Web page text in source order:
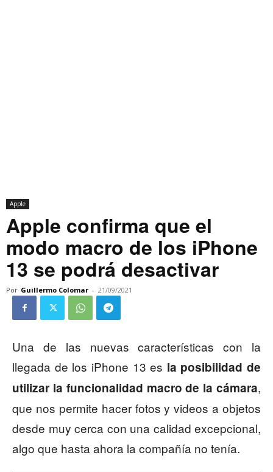
Apple
Apple confirma que el
modo macro de los iPhone
13 se podrá desactivar
Por Guillermo Colomar - 21/09/2021
Una de las nuevas características con la
llegada de los iPhone 13 es la posibilidad de
utilizar la funcionalidad macro de la cámara,
que nos permite hacer fotos y videos a objetos
desde muy cerca con una calidad excepcional,
algo que hasta ahora la compañía no tenía.